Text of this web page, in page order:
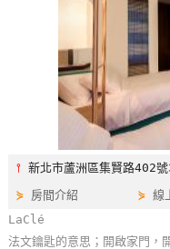
網
紅
⫯新北市蘆洲區集賢路402
⋟ 房間介紹 ⋟線
LaClé
法文鑰匙的意思；開啟家門，